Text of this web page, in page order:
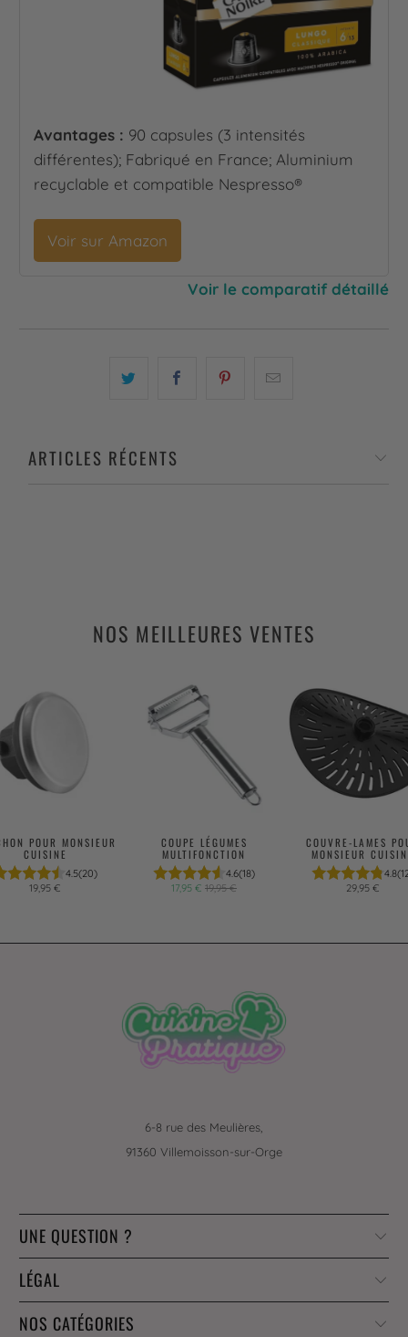
Avantages : 90 capsules (3 intensités
différentes); Fabriqué en France; Aluminium
recyclable et compatible Nespresso®
Voir sur Amazon
Voir le comparatif détaillé
ARTICLES RÉCENTS
NOS MEILLEURES VENTES
POUR MONSIEUR
CUISINE
4.5(20)
19,95 €
COUPE LÉGUMES
MULTIFONCTION
4.6(18)
17,95 €19,95 €
COUVRE-LAMES
MONSIEUR
4.8
29,95 €
6-8 rue des Meulières,
91360 Villemoisson-sur-Orge
UNE QUESTION ?
LÉGAL
NOS CATÉGORIES